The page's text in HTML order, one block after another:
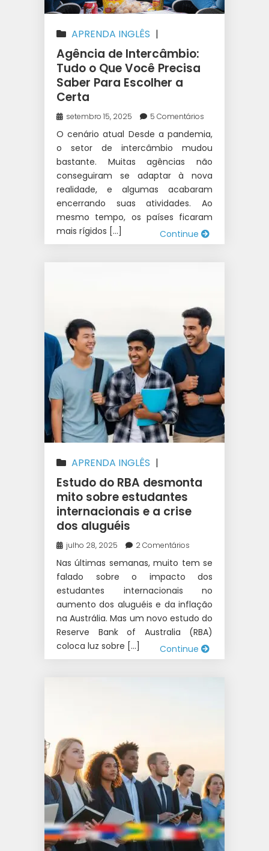
APRENDA INGLÊS |
AUSTRÁLIA |ESTUDAR NA
AUSTRÁLIA |ESTUDOS E
TRABALHO INTERCÂMBIO |
INTERCÂMBIO
INTERCÂMBIO
Agência de Intercâmbio:
Tudo o Que Você Precisa
Saber Para Escolher a
Certa
setembro 15, 2025 5 Comentários
O cenário atual Desde a pandemia,
o setor de intercâmbio mudou
bastante. Muitas agências não
conseguiram se adaptar à nova
realidade, e algumas acabaram
encerrando suas atividades. Ao
mesmo tempo, os países ficaram
mais rígidos […]
Continue
APRENDA INGLÊS |
AUSTRÁLIA | CURSO SUPERIOR
NA AUSTRÁLIA |ESTUDAR NA
AUSTRÁLIA |INTERCÂMBIO |
WEST 1 INTERCÂMBIO
Estudo do RBA desmonta
mito sobre estudantes
internacionais e a crise
dos aluguéis
julho 28, 2025 2 Comentários
Nas últimas semanas, muito tem se
falado sobre o impacto dos
estudantes internacionais no
aumento dos aluguéis e da inflação
na Austrália. Mas um novo estudo do
Reserve Bank of Australia (RBA)
coloca luz sobre […]
Continue